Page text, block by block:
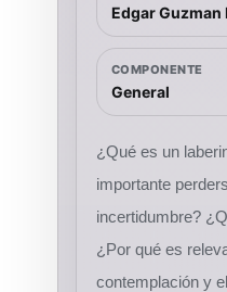
Edgar Guzman
COMPONENTE
General
¿Qué es un
importante
incertidumbre?
¿Por qué es
contemplación y